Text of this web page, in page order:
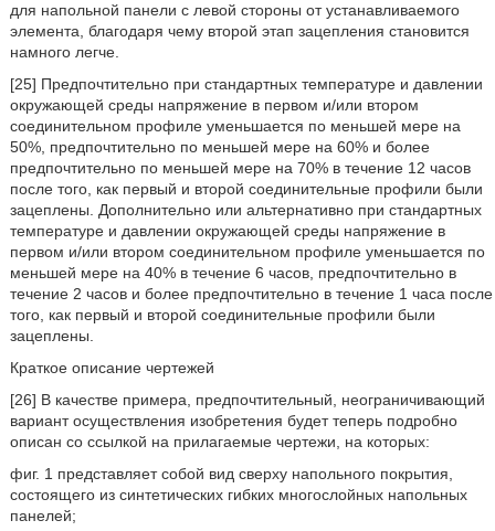
для напольной панели с левой стороны от устанавливаемого
элемента, благодаря чему второй этап зацепления становится
намного легче.
[25] Предпочтительно при стандартных температуре и давлении
окружающей среды напряжение в первом и/или втором
соединительном профиле уменьшается по меньшей мере на
50%, предпочтительно по меньшей мере на 60% и более
предпочтительно по меньшей мере на 70% в течение 12 часов
после того, как первый и второй соединительные профили были
зацеплены. Дополнительно или альтернативно при стандартных
температуре и давлении окружающей среды напряжение в
первом и/или втором соединительном профиле уменьшается по
меньшей мере на 40% в течение 6 часов, предпочтительно в
течение 2 часов и более предпочтительно в течение 1 часа после
того, как первый и второй соединительные профили были
зацеплены.
Краткое описание чертежей
[26] В качестве примера, предпочтительный, неограничивающий
вариант осуществления изобретения будет теперь подробно
описан со ссылкой на прилагаемые чертежи, на которых:
фиг. 1 представляет собой вид сверху напольного покрытия,
состоящего из синтетических гибких многослойных напольных
панелей;